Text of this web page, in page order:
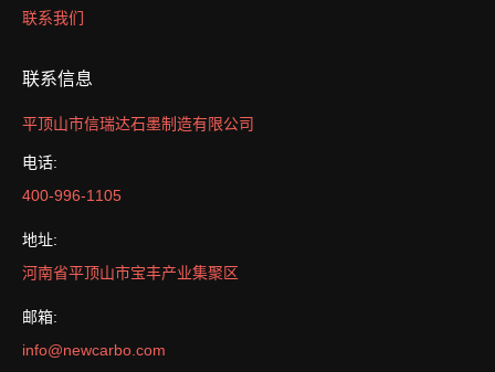
联系我们
联系信息
平顶山市信瑞达石墨制造有限公司
电话:
400-996-1105
地址:
河南省平顶山市宝丰产业集聚区
邮箱:
info@newcarbo.com